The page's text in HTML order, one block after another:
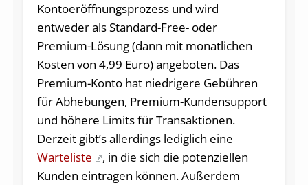
Kontoeröffnungsprozess und wird
entweder als Standard-Free- oder
Premium-Lösung (dann mit monatlichen
Kosten von 4,99 Euro) angeboten. Das
Premium-Konto hat niedrigere Gebühren
für Abhebungen, Premium-Kundensupport
und höhere Limits für Transaktionen.
Derzeit gibt’s allerdings lediglich eine
Warteliste
, in die sich die potenziellen
Kunden eintragen können. Außerdem